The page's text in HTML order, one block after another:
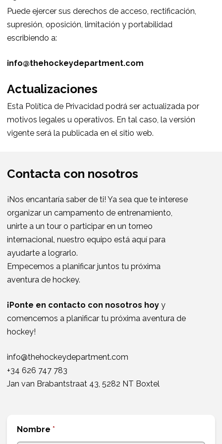
Puede ejercer sus derechos de acceso, rectificación,
supresión, oposición, limitación y portabilidad
escribiendo a:
info@thehockeydepartment.com
Actualizaciones
Esta Política de Privacidad podrá ser actualizada por
motivos legales u operativos. En tal caso, la versión
vigente será la publicada en el sitio web.
Contacta con nosotros
¡Nos encantaría saber de ti! Ya sea que te interese
organizar un campamento de entrenamiento,
unirte a un tour o participar en un torneo
internacional, nuestro equipo está aquí para
ayudarte a lograrlo.
Empecemos a planificar juntos tu próxima
aventura de hockey.
¡Ponte en contacto con nosotros hoyy
comencemos a planificar tu próxima aventura de
hockey!
info@thehockeydepartment.com
+34 626 747 783
Jan van Brabantstraat 43, 5282 NT Boxtel
Nombre *